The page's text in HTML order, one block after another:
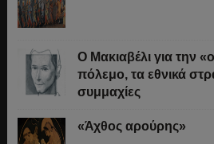
O Μακιαβέλι για την
πόλεμο, τα εθνικά
συμμαχίες
«Άχθος αρούρης»